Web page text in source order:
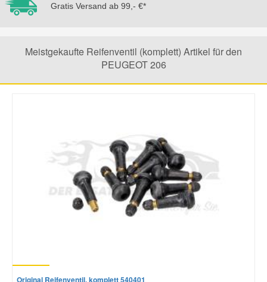
Gratis Versand ab 99,- €*
Meistgekaufte Reifenventil (komplett) Artikel für den
PEUGEOT 206
Original Reifenventil, komplett 540401
Kia Ersatzteile
Lancia Ersatzteile
Mazda Ersatzteile
Mini Ersatzteile
Mitsubishi Ersatzteile